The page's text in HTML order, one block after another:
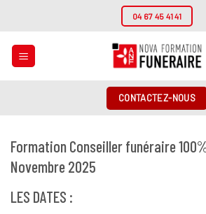
contenu
04 67 45 41 41
CONTACTEZ-NOUS
Formation Conseiller funéraire
Novembre 2025
LES DATES :